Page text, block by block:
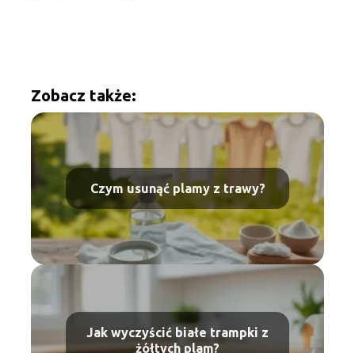
Zobacz także:
Czym usunąć plamy z trawy?
Jak wyczyścić białe trampki z
żółtych plam?